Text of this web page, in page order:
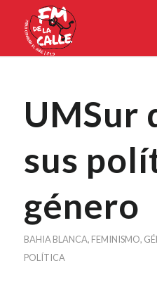
UMSur
sus
género
BAHIA BLANCA, FEMINISMO,
POLÍTICA